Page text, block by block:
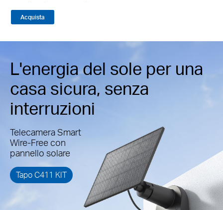
Acquista
L'energia del sole per una
casa sicura, senza
interruzioni
Telecamera Smart
Wire-Free con
pannello solare
Tapo C411 KIT
Long-Lasting Rechargeable Battery
rechargeable battery ensures power for up to 180
on a single charge, guaranteeing
uninterrupted performance.